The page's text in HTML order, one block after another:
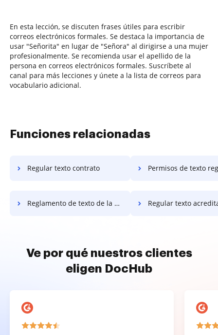
En esta lección, se discuten frases útiles para escribir
correos electrónicos formales. Se destaca la importancia de
usar "Señorita" en lugar de "Señora" al dirigirse a una mujer
profesionalmente. Se recomienda usar el apellido de la
persona en correos electrónicos formales. Suscríbete al
canal para más lecciones y únete a la lista de correos para
vocabulario adicional.
Funciones relacionadas
Regular texto contrato Permisos de texto
Reglamento de texto de la carta Regular texto
Ve por qué nuestros clientes
eligen DocHub